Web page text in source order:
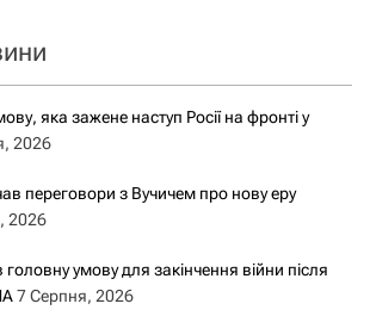
яка зажене наступ Росії на фронті у
2026
переговори з Вучичем про нову еру
2026
умову для закінчення війни після
7 Серпня, 2026